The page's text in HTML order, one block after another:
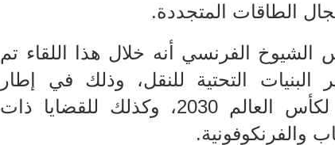
الطاقات المتجددة.
الفرنسي أنه خلال هذا اللقاء تم
البنيات التحتية للنقل، وذلك في إطار
التحضيرات الجارية لكأس العالم 2030، وكذلك للقضايا ذات
والفرنكوفونية.